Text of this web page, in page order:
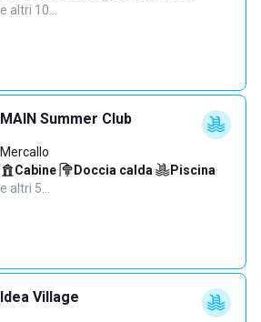
e altri 10…
MAIN Summer Club
Mercallo
Cabine· Doccia calda· Piscina·
e altri 5…
Idea Village